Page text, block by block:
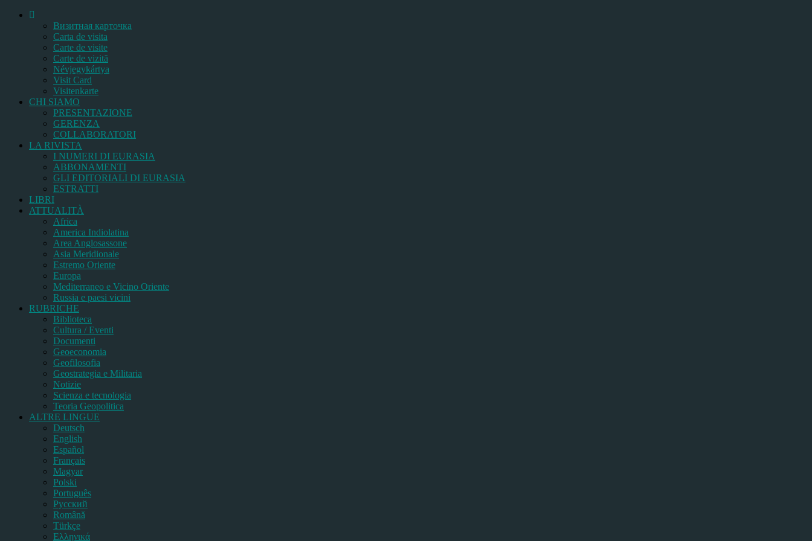
Bизитная карточка
Carta de visita
Carte de visite
Carte de vizită
Névjegykártya
Visit Card
Visitenkarte
CHI SIAMO
PRESENTAZIONE
GERENZA
COLLABORATORI
LA RIVISTA
I NUMERI DI EURASIA
ABBONAMENTI
GLI EDITORIALI DI EURASIA
ESTRATTI
LIBRI
ATTUALITÀ
Africa
America Indiolatina
Area Anglosassone
Asia Meridionale
Estremo Oriente
Europa
Mediterraneo e Vicino Oriente
Russia e paesi vicini
RUBRICHE
Biblioteca
Cultura / Eventi
Documenti
Geoeconomia
Geofilosofia
Geostrategia e Militaria
Notizie
Scienza e tecnologia
Teoria Geopolitica
ALTRE LINGUE
Deutsch
English
Español
Français
Magyar
Polski
Português
Pусский
Română
Türkçe
Ελληνικά